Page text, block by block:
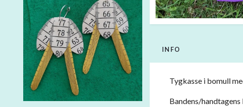
INFO
Tygkasse i bomull
Bandens/handtagens